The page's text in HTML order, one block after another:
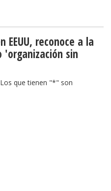
EEUU, reconoce a la
'organización sin
que tienen "*" son